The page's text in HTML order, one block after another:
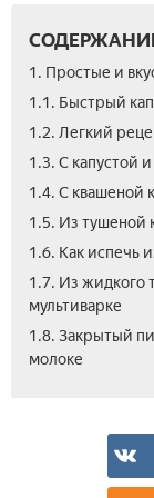
1. Простые и
1.1. Быстрый
1.2. Легкий
1.3. С капустой
1.4. С квашеной
1.5. Из тушеной
1.6. Как испечь
1.7. Из жидкого
мультиварке
1.8. Закрытый
молоке